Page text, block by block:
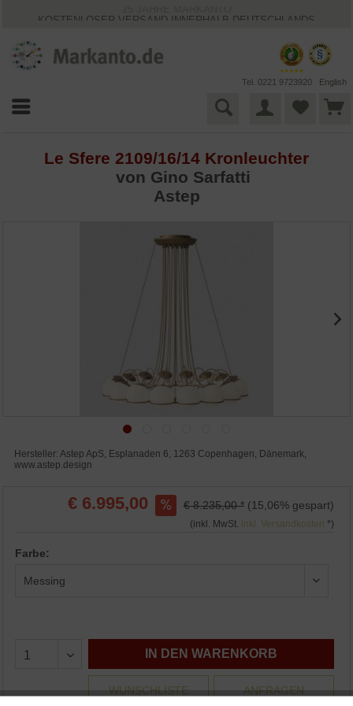
KOSTENLOSER VERSAND INNERHALB DEUTSCHLANDS
VIELFÄLTIGE ZAHLUNGSMÖGLICHKEITEN
BESTPRICE-GARANTIE
Tel. 0221 9723920 English
Le Sfere 2109/16/14 Kronleuchter
von Gino Sarfatti
Astep
Hersteller: Astep ApS, Esplanaden 6, 1263 Copenhagen, Dänemark,
www.astep.design
€ 6.995,00 € 8.235,00 * (15,06% gespart)
(inkl. MwSt. inkl. Versandkosten *)
Farbe:
IN DEN WARENKORB
WUNSCHLISTE ANFRAGEN